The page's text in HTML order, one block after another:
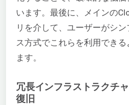
います。最後に、メインの
リを介して、ユーザーがシ
ス方式でこれらを利用でき
ます。
冗長インフラストラクチ
復旧